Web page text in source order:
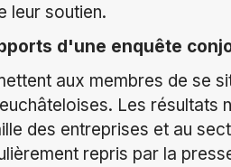
leur soutien.
d'une enquête
aux membres de se
Les résultats
des entreprises et au
repris par la